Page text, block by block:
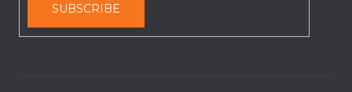
SUBSCRIBE